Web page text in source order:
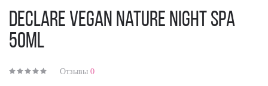
Declare Vegan Nature Night Spa
50ml
Отзывы 0